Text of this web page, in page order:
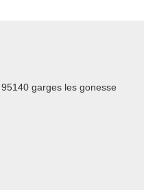
garges les gonesse